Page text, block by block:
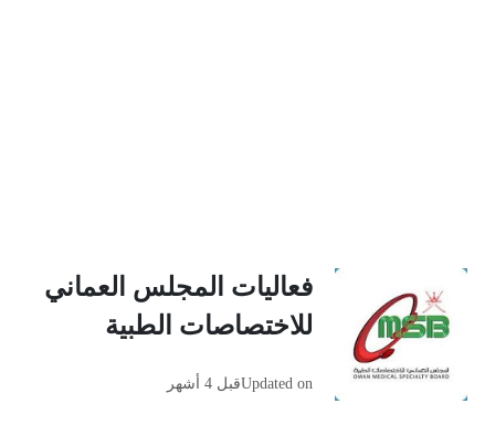
فعاليات المجلس العماني
للاختصاصات الطبية
Updated onقبل 4 أشهر